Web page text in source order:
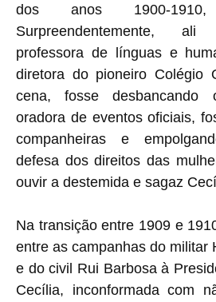
dos anos 1900-1910,
Surpreendentemente,
professora de línguas e
diretora do pioneiro Colégio
cena, fosse desbancando
oradora de eventos oficiais,
companheiras e
defesa dos direitos das
ouvir a destemida e sagaz
Na transição entre 1909 e
entre as campanhas do militar
e do civil Rui Barbosa à
Cecília, inconformada com